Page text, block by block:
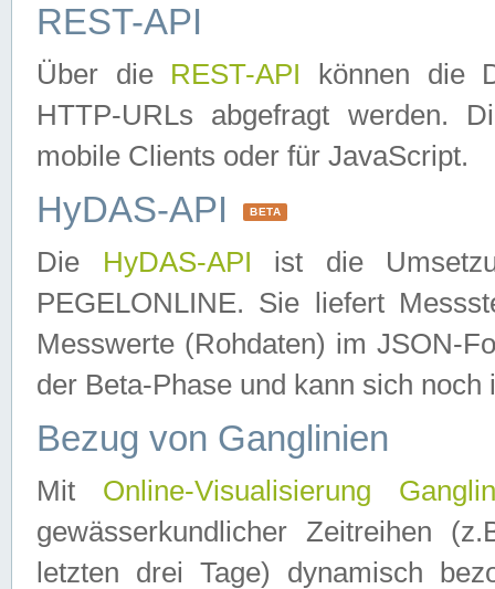
REST-API
Über die REST-API können die
HTTP-URLs abgefragt werden.
mobile Clients oder für JavaScript.
HyDAS-API BETA
Die HyDAS-API ist die
PEGELONLINE. Sie liefert
Messwerte (Rohdaten) im JSON-
der Beta-Phase und kann sich noch
Bezug von Ganglinien
Mit Online-Visualisierung
gewässerkundlicher Zeitreihen
letzten drei Tage) dynamisch